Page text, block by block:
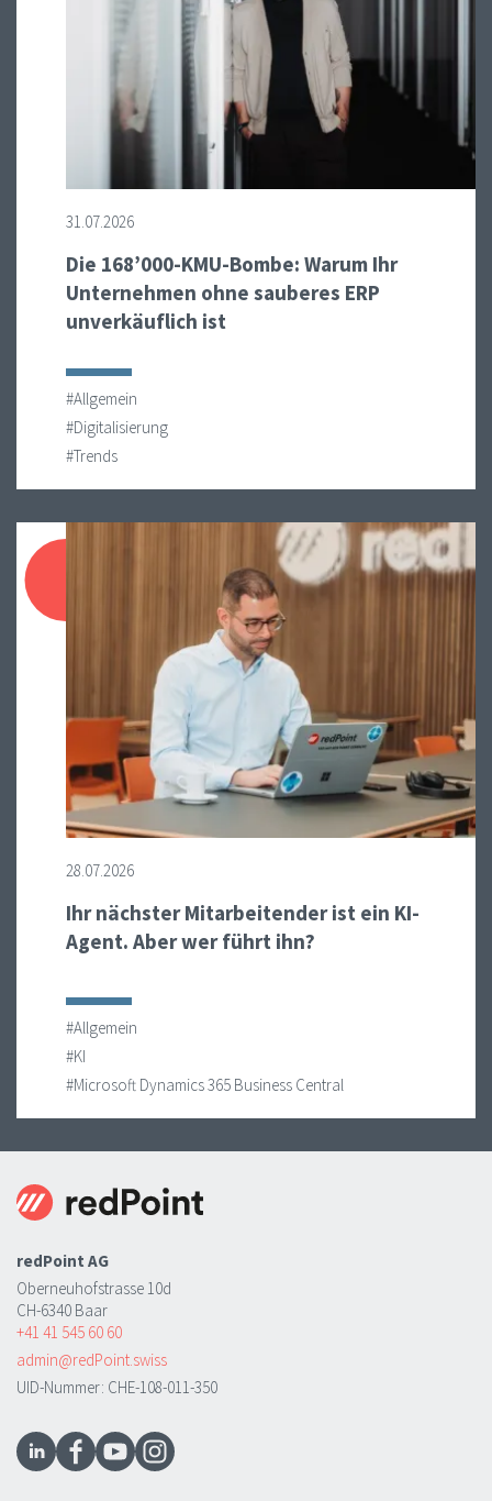
31.07.2026
Die 168’000-KMU-Bombe: Warum Ihr
Unternehmen ohne sauberes ERP
unverkäuflich ist
#Allgemein
#Digitalisierung
#Trends
28.07.2026
Ihr nächster Mitarbeitender ist ein KI-
Agent. Aber wer führt ihn?
#Allgemein
#KI
#Microsoft Dynamics 365 Business Central
redPoint AG
Oberneuhofstrasse 10d
CH-6340 Baar
+41 41 545 60 60
admin@redPoint.swiss
UID-Nummer: CHE-108-011-350